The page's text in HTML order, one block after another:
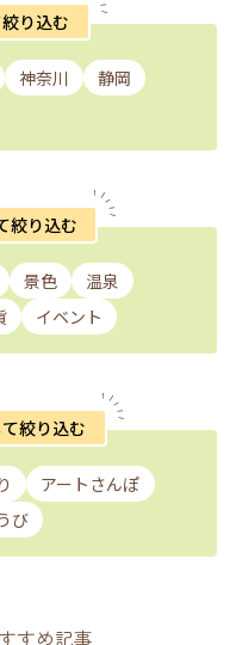
り込む
神奈川
静岡
絞り込む
景色
温泉
イベント
絞り込む
アートさんぽ
び
すめ記事